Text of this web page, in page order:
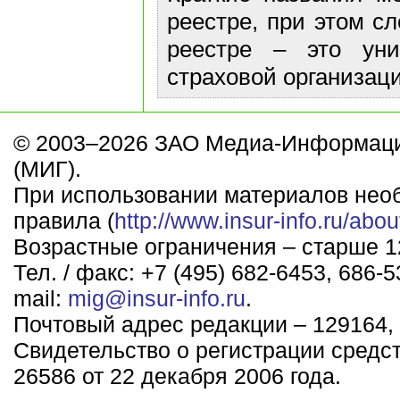
реестре, при этом
реестре – это
страховой
© 2003–2026 ЗАО Медиа-
(МИГ).
При использовании материалов
правила (http://www.insur-info.ru/
Возрастные ограничения – старше
Тел. / факс: +7 (495) 682-6453, 686-
mail: mig@insur-info.ru.
Почтовый адрес редакции –
Свидетельство о регистрации
26586 от 22 декабря 2006 года.